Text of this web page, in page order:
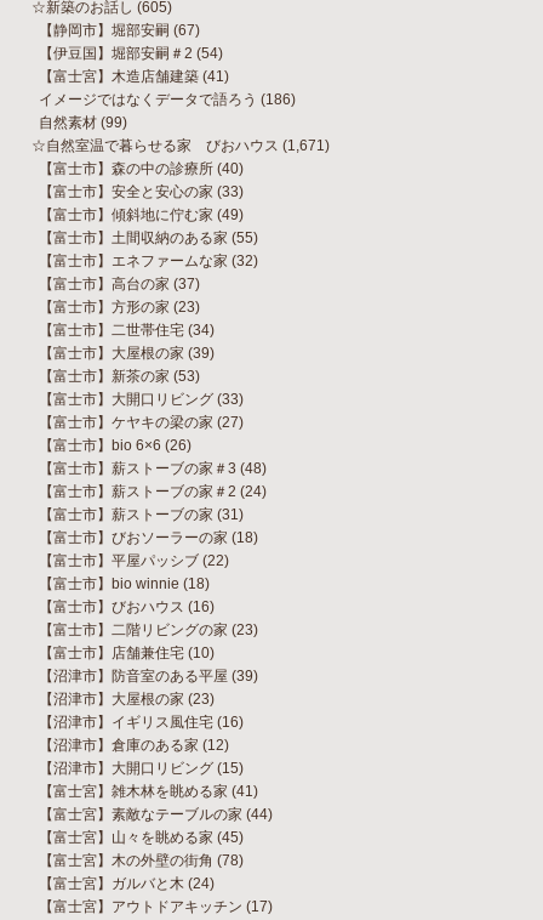
☆新築のお話し (605)
【静岡市】堀部安嗣 (67)
【伊豆国】堀部安嗣＃2 (54)
【富士宮】木造店舗建築 (41)
イメージではなくデータで語ろう (186)
自然素材 (99)
☆自然室温で暮らせる家 びおハウス (1,671)
【富士市】森の中の診療所 (40)
【富士市】安全と安心の家 (33)
【富士市】傾斜地に佇む家 (49)
【富士市】土間収納のある家 (55)
【富士市】エネファームな家 (32)
【富士市】高台の家 (37)
【富士市】方形の家 (23)
【富士市】二世帯住宅 (34)
【富士市】大屋根の家 (39)
【富士市】新茶の家 (53)
【富士市】大開口リビング (33)
【富士市】ケヤキの梁の家 (27)
【富士市】bio 6×6 (26)
【富士市】薪ストーブの家＃3 (48)
【富士市】薪ストーブの家＃2 (24)
【富士市】薪ストーブの家 (31)
【富士市】びおソーラーの家 (18)
【富士市】平屋パッシブ (22)
【富士市】bio winnie (18)
【富士市】びおハウス (16)
【富士市】二階リビングの家 (23)
【富士市】店舗兼住宅 (10)
【沼津市】防音室のある平屋 (39)
【沼津市】大屋根の家 (23)
【沼津市】イギリス風住宅 (16)
【沼津市】倉庫のある家 (12)
【沼津市】大開口リビング (15)
【富士宮】雑木林を眺める家 (41)
【富士宮】素敵なテーブルの家 (44)
【富士宮】山々を眺める家 (45)
【富士宮】木の外壁の街角 (78)
【富士宮】ガルバと木 (24)
【富士宮】アウトドアキッチン (17)